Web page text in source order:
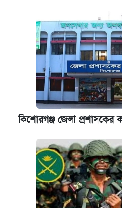
কিশোরগঞ্জ জেলা প্রশাসকের